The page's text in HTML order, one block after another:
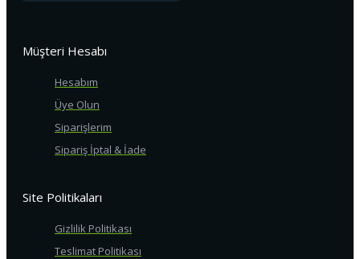
Müşteri Hesabı
Hesabım
Üye Olun
Siparişlerim
Sipariş İptal & İade
Site Politikaları
Gizlilik Politikası
Teslimat Politikası